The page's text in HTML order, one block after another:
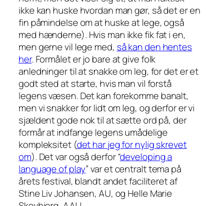
ikke kan huske hvordan man gør, så det er en
fin påmindelse om at huske at lege, også
med hænderne). Hvis man ikke fik fat i en,
men gerne vil lege med, så kan den hentes
her. Formålet er jo bare at give folk
anledninger til at snakke om leg, for det er et
godt sted at starte, hvis man vil forstå
legens væsen. Det kan forekomme banalt,
men vi snakker for lidt om leg, og derfor er vi
sjældent gode nok til at sætte ord på, der
formår at indfange legens umådelige
kompleksitet (det har jeg for nylig skrevet
om). Det var også derfor “developing a
language of play” var et centralt tema på
årets festival, blandt andet faciliteret af
Stine Liv Johansen, AU, og Helle Marie